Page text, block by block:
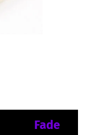
Fade